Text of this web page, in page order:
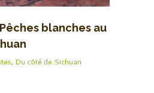
blanches au
, Du côté de Sichuan